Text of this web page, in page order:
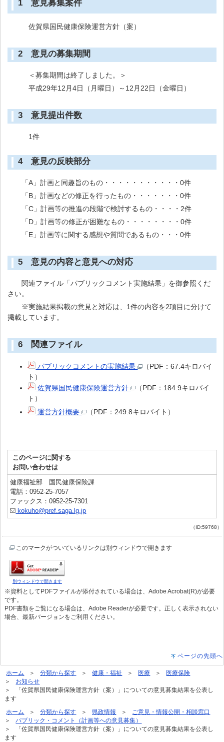
1 意見募集案件
佐賀県国民健康保険運営方針（案）
2 意見の募集期間
＜募集期間は終了しました。＞
平成29年12月4日（月曜日）～12月22日（金曜日）
3 意見提出件数
1件
4 意見の反映部分
「A」計画と同趣旨のもの・・・・・・・・・・・0件
「B」計画などの修正を行ったもの・・・・・・・0件
「C」計画等の推進の段階で検討するもの・・・・2件
「D」計画等の修正が困難なもの・・・・・・・・0件
「E」計画等に関する感想や質問であるもの・・・0件
5 意見の内容と意見への対応
関連ファイル「パブリックコメント実施結果」を御参照くだ
さい。
※実施結果掲載の意見と対応は、1件の内容を2項目に分けて
掲載しています。
6 関連ファイル
パブリックコメントの実施結果
（PDF：67.4キロバイ
ト）
佐賀県国民健康保険運営方針
（PDF：184.9キロバイ
ト）
運営方針概要
（PDF：249.8キロバイト）
このページに関する
お問い合わせは
健康福祉部 国民健康保険課
電話：0952-25-7057
ファックス：0952-25-7301
kokuho@pref.saga.lg.jp
（ID:59768）
このマークがついているリンクは別ウィンドウで開きます
別ウィンドウで開きます
※資料としてPDFファイルが添付されている場合は、Adobe Acrobat(R)が必要
です。
PDF書類をご覧になる場合は、Adobe Readerが必要です。正しく表示されない
場合、最新バージョンをご利用ください。
ページの先頭へ
ホーム 分類から探す 健康・福祉 医療
医療保険
お知らせ
「佐賀県国民健康保険運営方針（案）」についての意見募集結果を公表し
ます
ホーム
分類から探す 県政情報
ご意見・情報公開・相談窓口
パブリック・コメント（計画等への意見募集）
「佐賀県国民健康保険運営方針（案）」についての意見募集結果を公表し
ます